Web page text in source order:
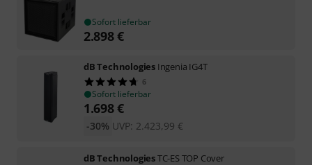
Sofort lieferbar
2.898€
dB Technologies Ingenia IG4T
6
Sofort lieferbar
1.698€
UVP: 2.423,99 €
-30%
dB TechnologiesTC-ES TOP Cover